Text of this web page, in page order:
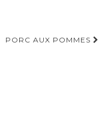
PORC AUX POMMES